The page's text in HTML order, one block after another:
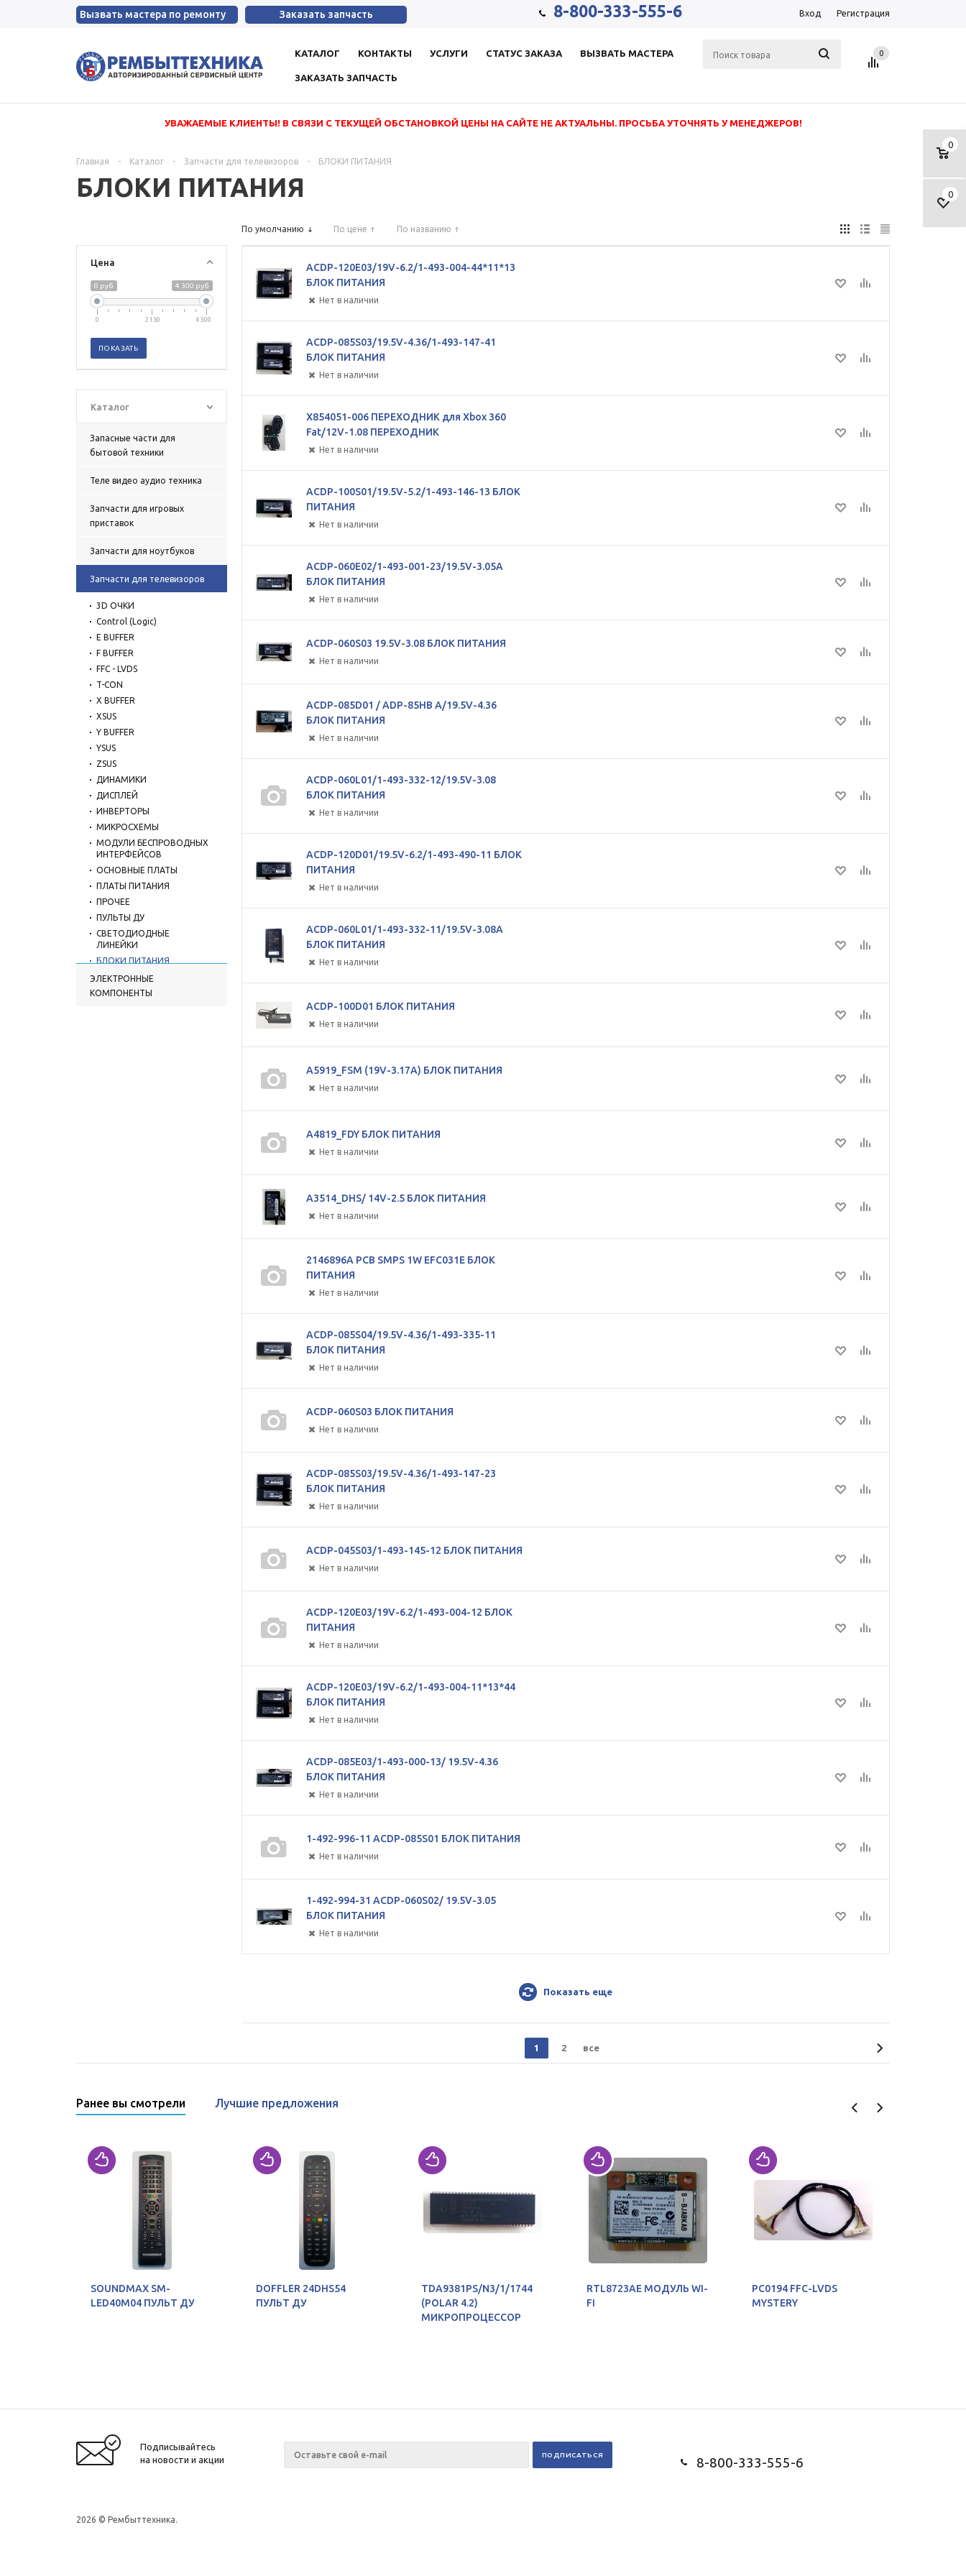
Вызвать мастера по ремонту Заказать запчасть 8-800-333-555-6 Вход Регистрация
КАТАЛОГ КОНТАКТЫ УСЛУГИ СТАТУС ЗАКАЗА ВЫЗВАТЬ МАСТЕРА
ЗАКАЗАТЬ ЗАПЧАСТЬ
0
0
0
УВАЖАЕМЫЕ КЛИЕНТЫ! В СВЯЗИ С ТЕКУЩЕЙ ОБСТАНОВКОЙ ЦЕНЫ НА САЙТЕ НЕ АКТУАЛЬНЫ. ПРОСЬБА УТОЧНЯТЬ У МЕНЕДЖЕРОВ!
Главная - Каталог - Запчасти для телевизоров - БЛОКИ ПИТАНИЯ
БЛОКИ ПИТАНИЯ
Цена
0 руб 4 300 руб
0 2 150 4 300
ПОКАЗАТЬ
Каталог
Запасные части для
бытовой техники
Теле видео аудио техника
Запчасти для игровых
приставок
Запчасти для ноутбуков
Запчасти для телевизоров
3D ОЧКИ
Control (Logic)
E BUFFER
F BUFFER
FFC - LVDS
T-CON
X BUFFER
XSUS
Y BUFFER
YSUS
ZSUS
ДИНАМИКИ
ДИСПЛЕЙ
ИНВЕРТОРЫ
МИКРОСХЕМЫ
МОДУЛИ БЕСПРОВОДНЫХ
ИНТЕРФЕЙСОВ
ОСНОВНЫЕ ПЛАТЫ
ПЛАТЫ ПИТАНИЯ
ПРОЧЕЕ
ПУЛЬТЫ ДУ
СВЕТОДИОДНЫЕ
ЛИНЕЙКИ
БЛОКИ ПИТАНИЯ
ЭЛЕКТРОННЫЕ
КОМПОНЕНТЫ
По умолчанию По цене По названию
ACDP-120E03/19V-6.2/1-493-004-44*11*13
БЛОК ПИТАНИЯ
Нет в наличии
ACDP-085S03/19.5V-4.36/1-493-147-41
БЛОК ПИТАНИЯ
Нет в наличии
Х854051-006 ПЕРЕХОДНИК для Xbox 360
Fat/12V-1.08 ПЕРЕХОДНИК
Нет в наличии
ACDP-100S01/19.5V-5.2/1-493-146-13 БЛОК
ПИТАНИЯ
Нет в наличии
ACDP-060E02/1-493-001-23/19.5V-3.05A
БЛОК ПИТАНИЯ
Нет в наличии
ACDP-060S03 19.5V-3.08 БЛОК ПИТАНИЯ
Нет в наличии
ACDP-085D01 / ADP-85HB A/19.5V-4.36
БЛОК ПИТАНИЯ
Нет в наличии
ACDP-060L01/1-493-332-12/19.5V-3.08
БЛОК ПИТАНИЯ
Нет в наличии
ACDP-120D01/19.5V-6.2/1-493-490-11 БЛОК
ПИТАНИЯ
Нет в наличии
ACDP-060L01/1-493-332-11/19.5V-3.08A
БЛОК ПИТАНИЯ
Нет в наличии
ACDP-100D01 БЛОК ПИТАНИЯ
Нет в наличии
A5919_FSM (19V-3.17A) БЛОК ПИТАНИЯ
Нет в наличии
A4819_FDY БЛОК ПИТАНИЯ
Нет в наличии
A3514_DHS/ 14V-2.5 БЛОК ПИТАНИЯ
Нет в наличии
2146896A PCB SMPS 1W EFC031E БЛОК
ПИТАНИЯ
Нет в наличии
ACDP-085S04/19.5V-4.36/1-493-335-11
БЛОК ПИТАНИЯ
Нет в наличии
ACDP-060S03 БЛОК ПИТАНИЯ
Нет в наличии
ACDP-085S03/19.5V-4.36/1-493-147-23
БЛОК ПИТАНИЯ
Нет в наличии
ACDP-045S03/1-493-145-12 БЛОК ПИТАНИЯ
Нет в наличии
ACDP-120E03/19V-6.2/1-493-004-12 БЛОК
ПИТАНИЯ
Нет в наличии
ACDP-120E03/19V-6.2/1-493-004-11*13*44
БЛОК ПИТАНИЯ
Нет в наличии
ACDP-085E03/1-493-000-13/ 19.5V-4.36
БЛОК ПИТАНИЯ
Нет в наличии
1-492-996-11 ACDP-085S01 БЛОК ПИТАНИЯ
Нет в наличии
1-492-994-31 ACDP-060S02/ 19.5V-3.05
БЛОК ПИТАНИЯ
Нет в наличии
Показать еще
1 2 все
Ранее вы смотрели Лучшие предложения
SOUNDMAX SM-
LED40M04 ПУЛЬТ ДУ
DOFFLER 24DHS54
ПУЛЬТ ДУ
TDA9381PS/N3/1/1744
(POLAR 4.2)
МИКРОПРОЦЕССОР
RTL8723AE МОДУЛЬ WI-
FI
PC0194 FFC-LVDS
MYSTERY
Подписывайтесь
на новости и акции
8-800-333-555-6
2026 © Рембыттехника.